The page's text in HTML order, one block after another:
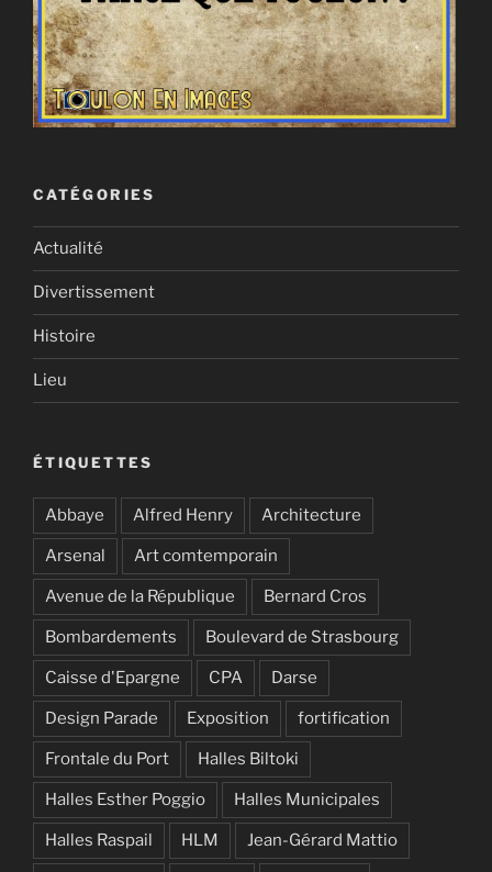
CATÉGORIES
Actualité
Divertissement
Histoire
Lieu
ÉTIQUETTES
Abbaye Alfred Henry Architecture
Arsenal Art comtemporain
Avenue de la République Bernard Cros
Bombardements Boulevard de Strasbourg
Caisse d'Epargne CPA Darse
Design Parade Exposition fortification
Frontale du Port Halles Biltoki
Halles Esther Poggio Halles Municipales
Halles Raspail HLM Jean-Gérard Mattio